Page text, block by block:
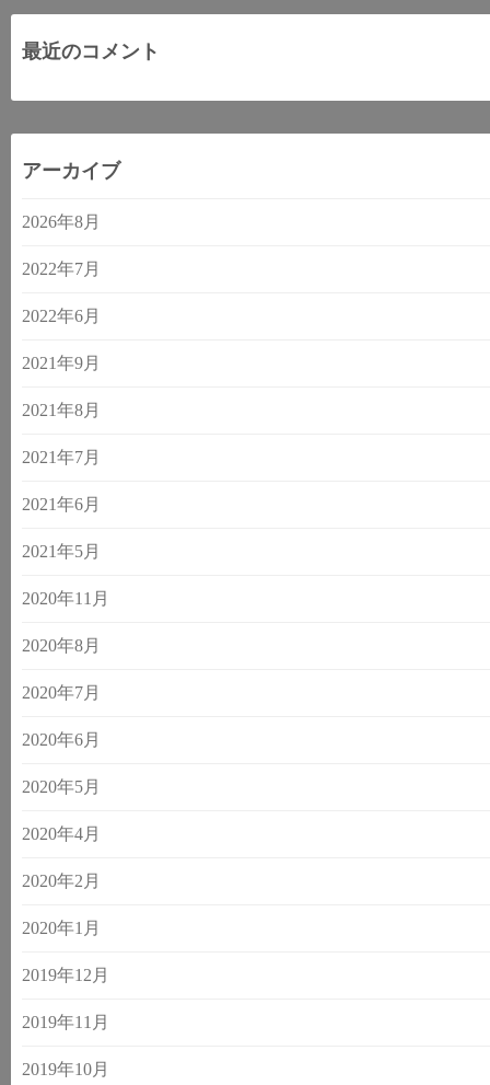
最近のコメント
アーカイブ
2026年8月
2022年7月
2022年6月
2021年9月
2021年8月
2021年7月
2021年6月
2021年5月
2020年11月
2020年8月
2020年7月
2020年6月
2020年5月
2020年4月
2020年2月
2020年1月
2019年12月
2019年11月
2019年10月